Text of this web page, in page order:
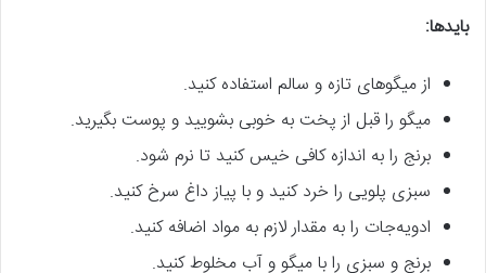
بایدها:
از میگوهای تازه و سالم استفاده کنید.
میگو را قبل از پخت به‌‌ خوبی بشویید و پوست بگیرید.
برنج را به اندازه کافی خیس کنید تا نرم شود.
سبزی پلویی را خرد کنید و با پیاز داغ سرخ کنید.
ادویه‌جات را به مقدار لازم به مواد اضافه کنید.
برنج و سبزی را با میگو و آب مخلوط کنید.